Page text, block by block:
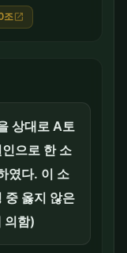
조open_in_new
상대로 A토
으로 한 소
였다. 이 소
중 옳지 않은
의함)